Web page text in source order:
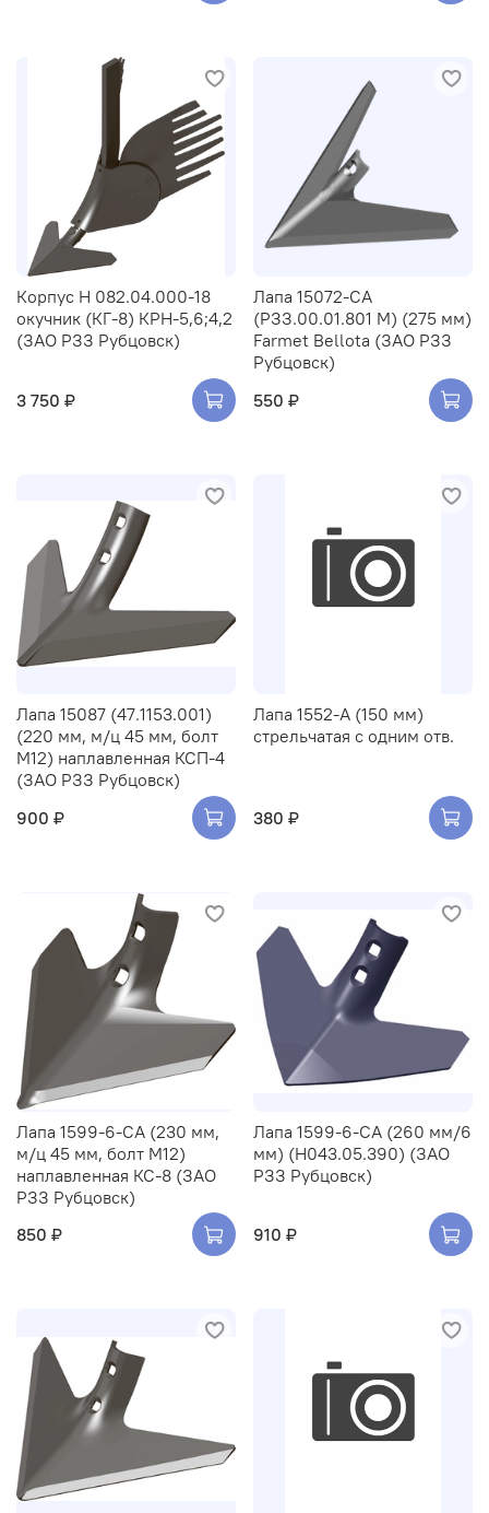
Корпус Н 082.04.000-18
окучник (КГ-8) КРН-5,6;4,2
(ЗАО РЗЗ Рубцовск)
3 750 ₽
Лапа 15072-CA
(РЗЗ.00.01.801 М) (275 мм)
Farmet Bellota (ЗАО РЗЗ
Рубцовск)
550 ₽
Лапа 15087 (47.1153.001)
(220 мм, м/ц 45 мм, болт
М12) наплавленная КСП-4
(ЗАО РЗЗ Рубцовск)
900 ₽
Лапа 1552-A (150 мм)
стрельчатая с одним отв.
380 ₽
Лапа 1599-6-СА (230 мм,
м/ц 45 мм, болт М12)
наплавленная КС-8 (ЗАО
РЗЗ Рубцовск)
850 ₽
Лапа 1599-6-СА (260 мм/6
мм) (Н043.05.390) (ЗАО
РЗЗ Рубцовск)
910 ₽